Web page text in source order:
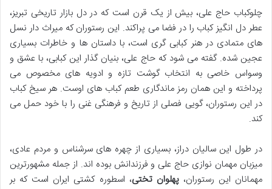
چلوکباب حاج علی، بیش از یک قرن است که در دل بازار تاریخی تبریز،
عطر دل انگیز کباب را در فضا می پراکند. این رستوران که میراث دار نسل
های متمادی در هنر کبابی گری است، با داستان ها و خاطرات بسیاری
عجین شده. گفته می شود که حاج علی، بنیان گذار این کبابی، با عشق و
وسواس خاصی به انتخاب گوشت تازه و ادویه های مخصوص می
پرداخته و این همان رمز ماندگاری طعم کباب های اوست. هر سیخ کباب
در این رستوران، گویی فصلی از تاریخ و فرهنگی غنی را با خود حمل می
کند.
در طول این سالیان دراز، بسیاری از چهره های سرشناس و مردم عادی،
میزبان مهمان نوازی حاج علی و فرزندانش بوده اند. از جمله مشهورترین
مهمانان این رستوران،پهلوان تختی، اسطوره کشتی ایران است که بر